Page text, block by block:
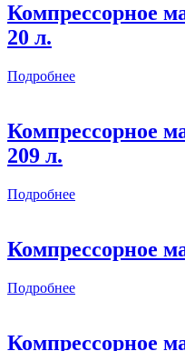
Компрессорное
20 л.
Подробнее
Компрессорное
209 л.
Подробнее
Компрессорное
Подробнее
Компрессорное